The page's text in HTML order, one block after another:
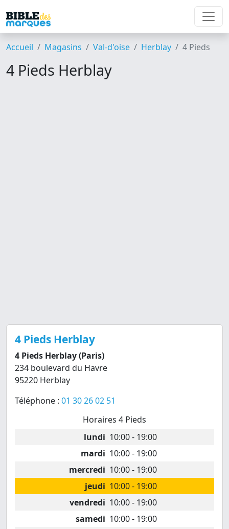
Accueil Magasins Val-d'oise Herblay 4 Pieds
4 Pieds Herblay
4 Pieds Herblay
4 Pieds Herblay (Paris)
234 boulevard du Havre
95220 Herblay
Téléphone : 01 30 26 02 51
Horaires 4 Pieds
lundi 10:00 - 19:00
mardi 10:00 - 19:00
mercredi 10:00 - 19:00
jeudi 10:00 - 19:00
vendredi 10:00 - 19:00
samedi 10:00 - 19:00